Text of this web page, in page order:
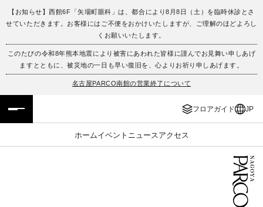
【お知らせ】西館6F「矢場町眼科」は、都合により8月8日（土）を臨時休診とさ
せていただきます。お客様にはご不便をおかけいたしますが、ご理解のほどよろし
くお願いいたします。
このたびの令和8年熊本地震により被害にあわれた皆様に謹んでお見舞い申しあげ
ますとともに、被災地の一日も早い復旧を、心よりお祈り申しあげます。
名古屋PARCO南館の営業終了について
フロアガイド JP
ホームイベント ニュース アクセス
施設案内・アクセス
レストラン・カフェ
繁体字
ภาษาไทย